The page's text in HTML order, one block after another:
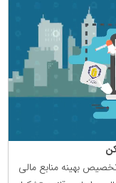
بهینه منابع مالی